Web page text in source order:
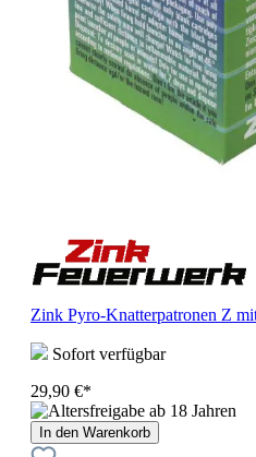
Zink Pyro-Knatterpatronen Z
Sofort verfügbar
29,90 €*
In den Warenkorb